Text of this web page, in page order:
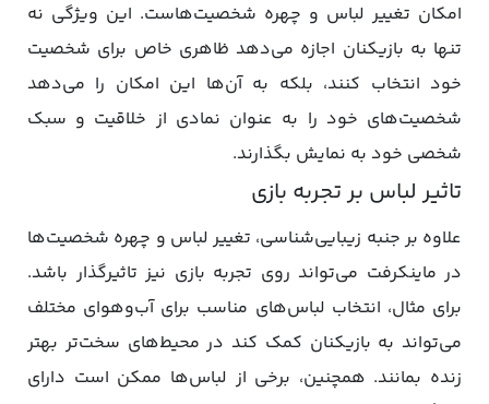
امکان تغییر لباس و چهره شخصیت‌هاست. این ویژگی نه
تنها به بازیکنان اجازه می‌دهد ظاهری خاص برای شخصیت
خود انتخاب کنند، بلکه به آن‌ها این امکان را می‌دهد
شخصیت‌های خود را به عنوان نمادی از خلاقیت و سبک
شخصی خود به نمایش بگذارند.
تاثیر لباس بر تجربه بازی
علاوه بر جنبه زیبایی‌شناسی، تغییر لباس و چهره شخصیت‌ها
در ماینکرفت می‌تواند روی تجربه بازی نیز تاثیرگذار باشد.
برای مثال، انتخاب لباس‌های مناسب برای آب‌وهوای مختلف
می‌تواند به بازیکنان کمک کند در محیط‌های سخت‌تر بهتر
زنده بمانند. همچنین، برخی از لباس‌ها ممکن است دارای